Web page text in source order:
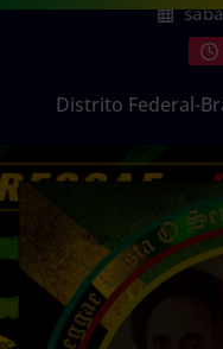
Distrito Federal-